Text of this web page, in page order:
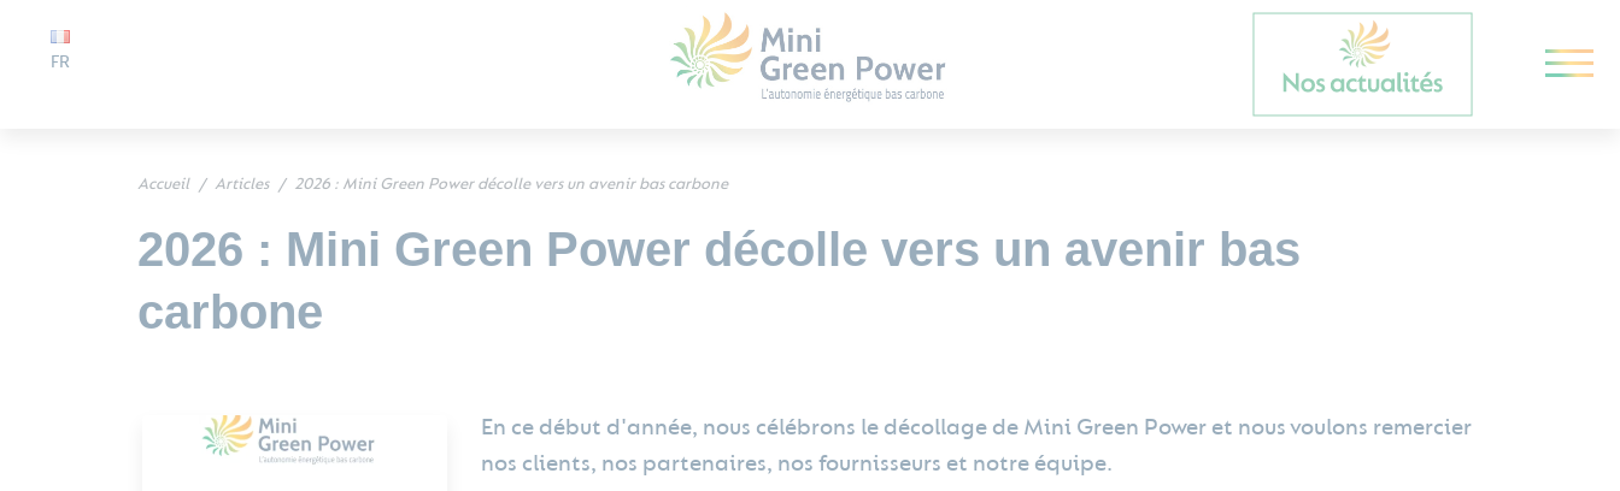
FR
Accueil Articles 2026 : Mini Green Power décolle vers un avenir bas carbone
2026 : Mini Green Power décolle vers un avenir bas
carbone
En ce début d'année, nous célébrons le décollage de Mini Green Power et nous voulons remercier
nos clients, nos partenaires, nos fournisseurs et notre équipe.